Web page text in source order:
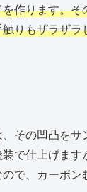
作ります。そ
りもザラザラ
その凹凸をサ
で仕上げます
で、カーボン